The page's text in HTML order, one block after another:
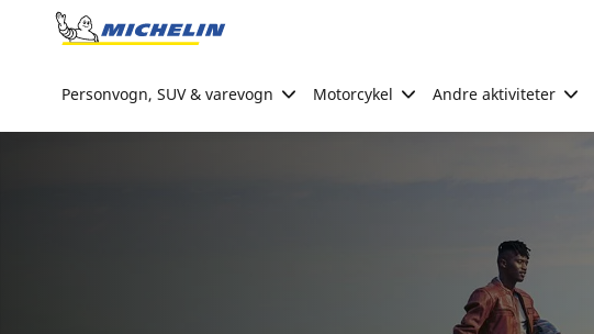
Go to page content
Personvogn, SUV & varevogn Motorcykel Andre aktiviteter